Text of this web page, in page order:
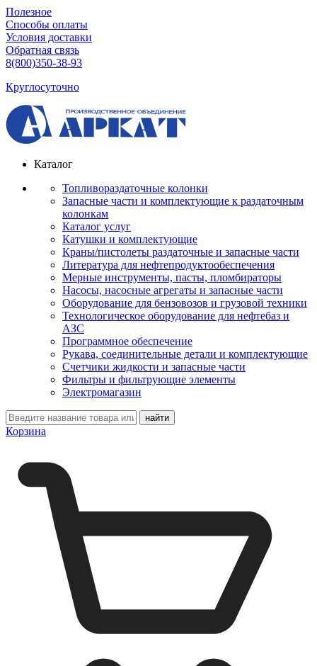
Полезное
Способы оплаты
Условия доставки
Обратная связь
8(800)350-38-93
Круглосуточно
Каталог
Топливораздаточные колонки
Запасные части и комплектующие к раздаточным
колонкам
Каталог услуг
Катушки и комплектующие
Краны/пистолеты раздаточные и запасные части
Литература для нефтепродуктообеспечения
Мерные инструменты, пасты, пломбираторы
Насосы, насосные агрегаты и запасные части
Оборудование для бензовозов и грузовой техники
Технологическое оборудование для нефтебаз и
АЗС
Программное обеспечение
Рукава, соединительные детали и комплектующие
Счетчики жидкости и запасные части
Фильтры и фильтрующие элементы
Электромагазин
Корзина